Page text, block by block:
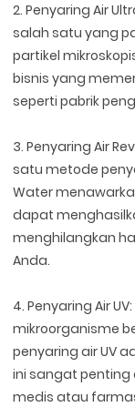
2. Penyaring Air
salah satu yang
partikel
bisnis yang
seperti pabrik
3. Penyaring Air
satu metode
Water
dapat
menghilangkan
Anda.
4. Penyaring Air
mikroorganisme
penyaring air UV
ini sangat penting
medis atau